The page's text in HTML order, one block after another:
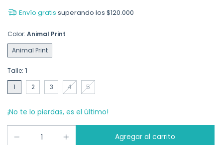
Envío gratis superando los $120.000
Color: Animal Print
Animal Print
Talle: 1
1
2 3 4 5
¡No te lo pierdas, es el último!